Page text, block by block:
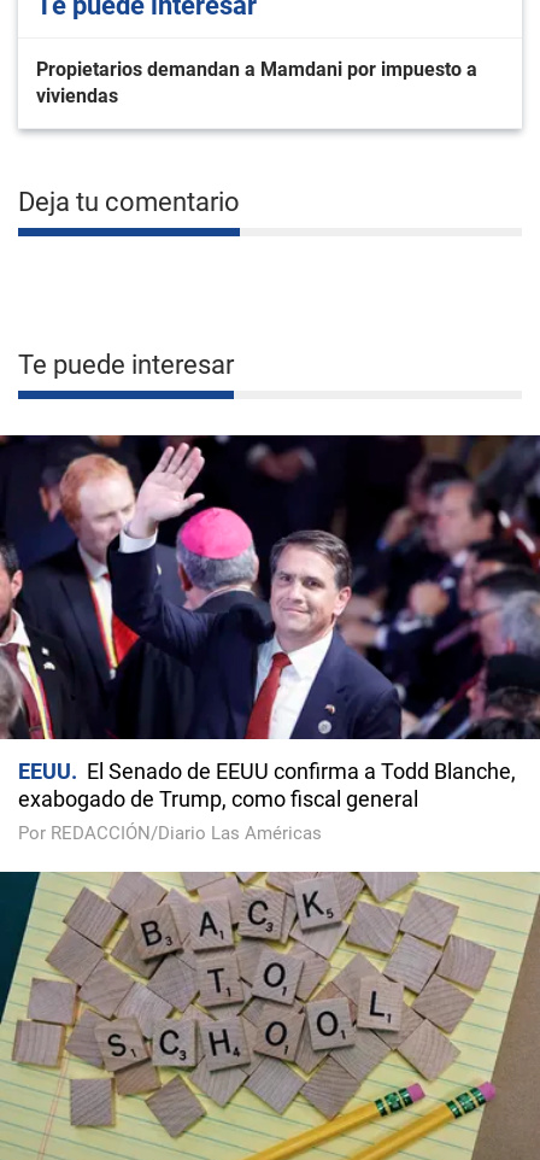
Propietarios demandan a Mamdani por impuesto a
viviendas
Deja tu comentario
Te puede interesar
EEUU
El Senado de EEUU confirma a Todd Blanche,
exabogado de Trump, como fiscal general
Por REDACCIÓN/Diario Las Américas